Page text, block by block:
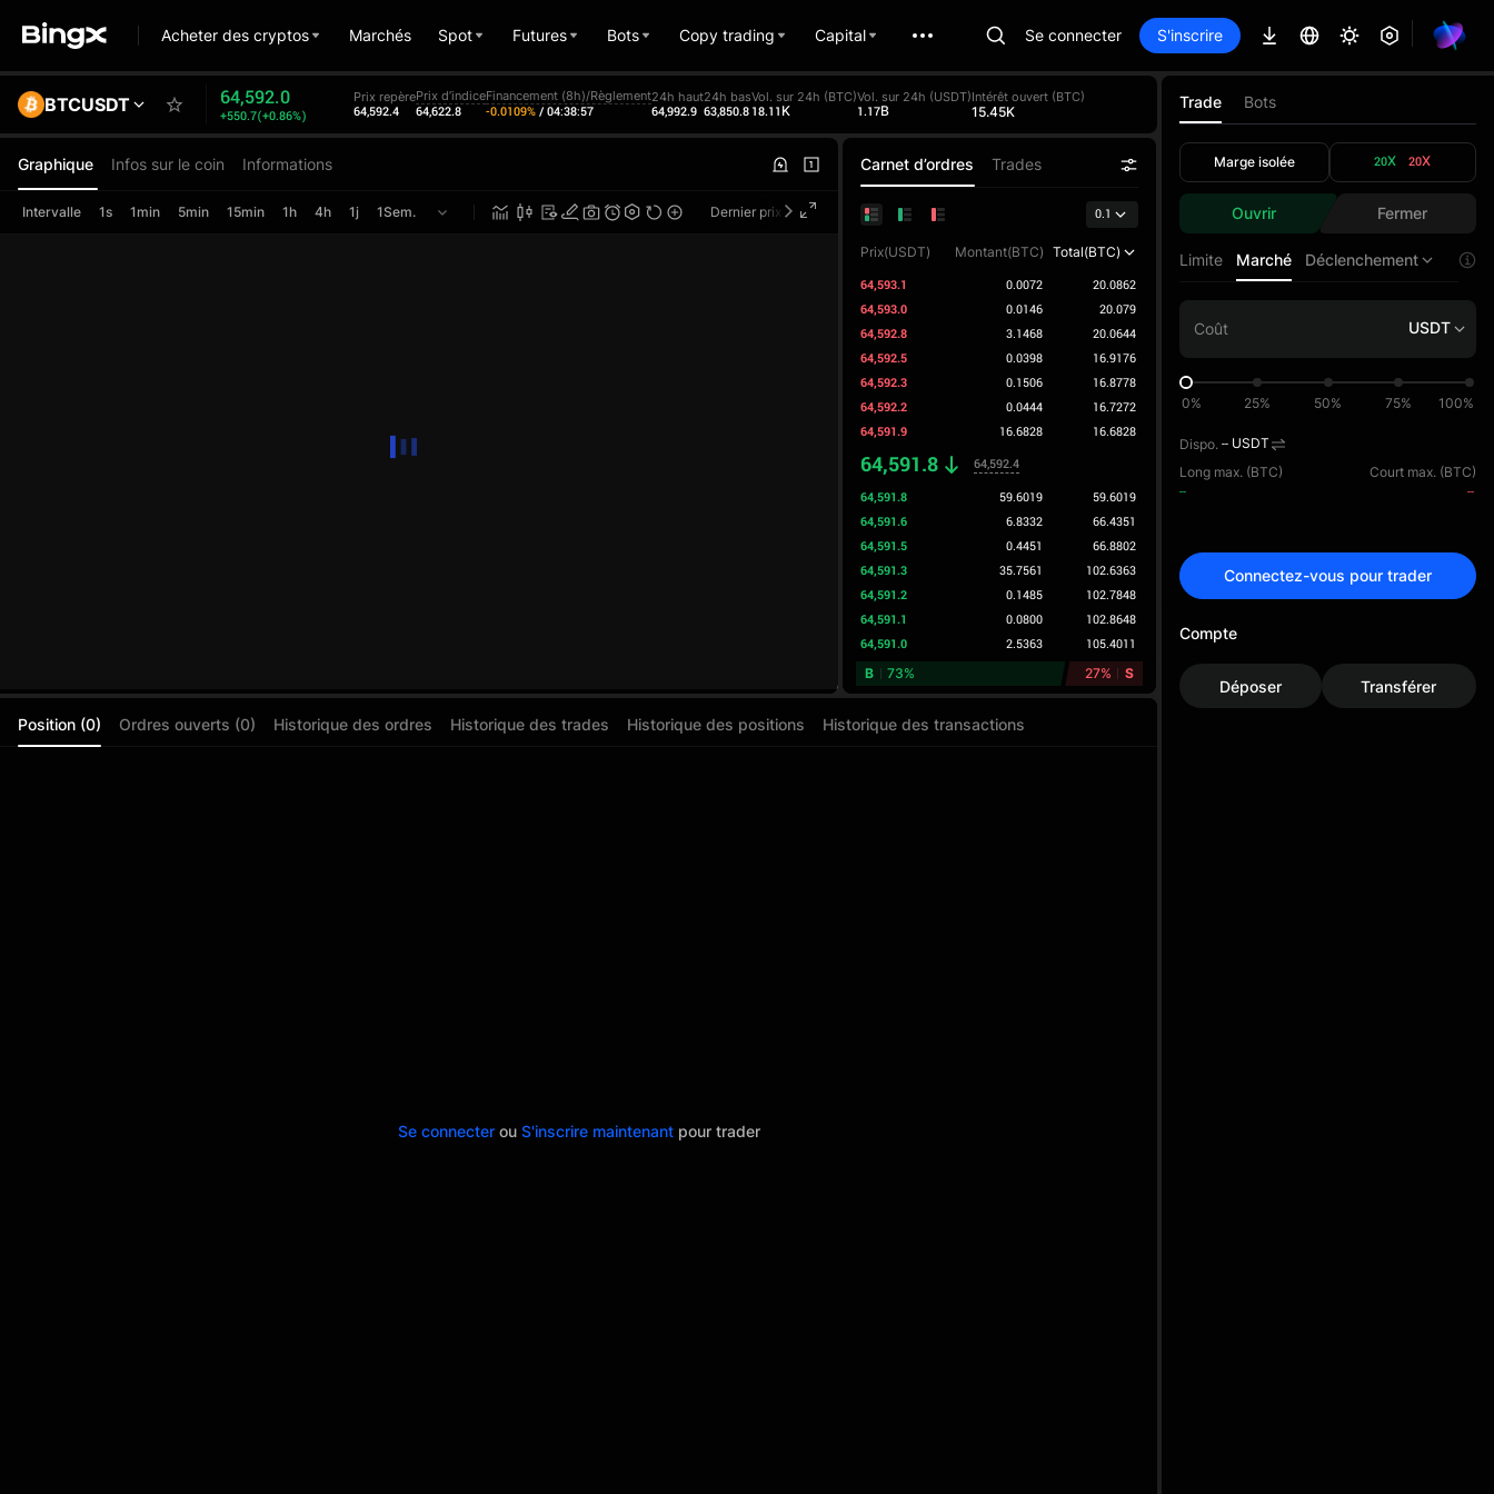
Acheter des cryptos Marchés Spot Futures Bots Copy trading Capital Se connecter S'inscrire
BTCUSDT 64,592.0
+550.7(+0.86%)
Prix repère
64,592.4
Prix d’indice
64,622.8
Financement (8h)/Règlement
-0.0109% / 04:38:57
24h haut
64,992.9
24h bas
63,850.8
Vol. sur 24h (BTC)
18.11K
Vol. sur 24h (USDT)
1.17B
Intérêt ouvert (BTC)
15.45K
Graphique Infos sur le coin Informations
Intervalle 1s 1min 5min 15min 1h 4h 1j 1Sem. Dernier prix TradingView
Carnet d’ordres Trades
0.1
Prix(USDT) Montant(BTC) Total(BTC)
64,593.1
0.0072
20.0862
64,593.0
0.0146
20.079
64,592.8
3.1468
20.0644
64,592.5
0.0398
16.9176
64,592.3
0.1506
16.8778
64,592.2
0.0444
16.7272
64,591.9
16.6828 16.6828
64,591.8
64,592.4
64,591.8
59.6019
59.6019
64,591.6
6.8332
66.4351
64,591.5
0.4451
66.8802
64,591.3
35.7561
102.6363
64,591.2
0.1485
102.7848
64,591.1
0.0800
102.8648
64,591.0
2.5363
105.4011
B
73% 27% S
Trade Bots
Marge isolée 20X 20X
Ouvrir Fermer
Limite Marché Déclenchement
USDT
0% 25% 50% 75% 100%
Dispo. -- USDT
Long max. (BTC)
--
Court max. (BTC)
--
Connectez-vous pour trader
Compte
Déposer Transférer
Position (0) Ordres ouverts (0) Historique des ordres Historique des trades Historique des positions Historique des transactions
Se connecter ou S'inscrire maintenant pour trader